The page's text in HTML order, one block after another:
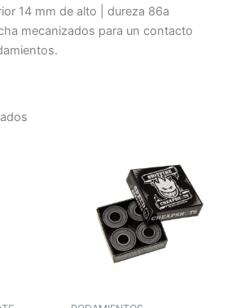
14 mm de alto | dureza 86a
mecanizados para un contacto